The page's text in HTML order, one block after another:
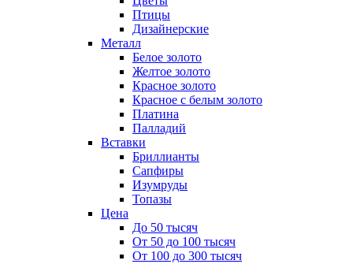
Птицы
Дизайнерские
Металл
Белое золото
Желтое золото
Красное золото
Красное с белым золото
Платина
Палладий
Вставки
Бриллианты
Сапфиры
Изумруды
Топазы
Цена
До 50 тысяч
От 50 до 100 тысяч
От 100 до 300 тысяч